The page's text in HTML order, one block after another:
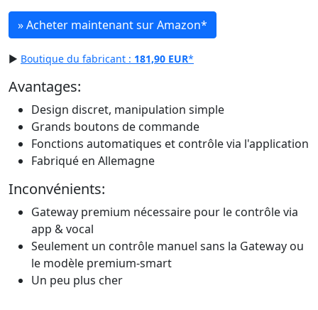
» Acheter maintenant sur Amazon*
▶ Boutique du fabricant : 181,90 EUR*
Avantages:
Design discret, manipulation simple
Grands boutons de commande
Fonctions automatiques et contrôle via l'application
Fabriqué en Allemagne
Inconvénients:
Gateway premium nécessaire pour le contrôle via
app & vocal
Seulement un contrôle manuel sans la Gateway ou
le modèle premium-smart
Un peu plus cher